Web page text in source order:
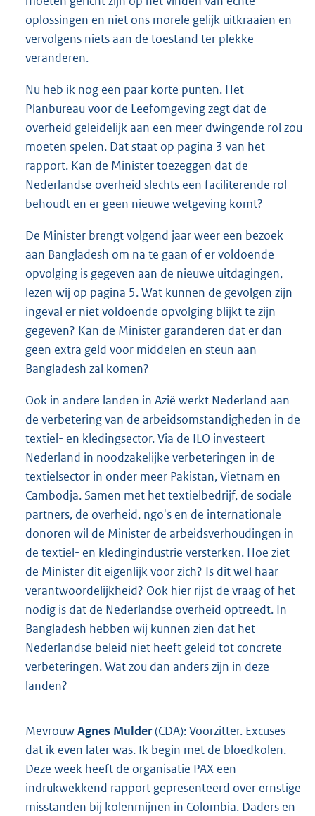
oplossingen en niet ons morele gelijk uitkraaien en
vervolgens niets aan de toestand ter plekke
veranderen.
Nu heb ik nog een paar korte punten. Het
Planbureau voor de Leefomgeving zegt dat de
overheid geleidelijk aan een meer dwingende rol zou
moeten spelen. Dat staat op pagina 3 van het
rapport. Kan de Minister toezeggen dat de
Nederlandse overheid slechts een faciliterende rol
behoudt en er geen nieuwe wetgeving komt?
De Minister brengt volgend jaar weer een bezoek
aan Bangladesh om na te gaan of er voldoende
opvolging is gegeven aan de nieuwe uitdagingen,
lezen wij op pagina 5. Wat kunnen de gevolgen zijn
ingeval er niet voldoende opvolging blijkt te zijn
gegeven? Kan de Minister garanderen dat er dan
geen extra geld voor middelen en steun aan
Bangladesh zal komen?
Ook in andere landen in Azië werkt Nederland aan
de verbetering van de arbeidsomstandigheden in de
textiel- en kledingsector. Via de ILO investeert
Nederland in noodzakelijke verbeteringen in de
textielsector in onder meer Pakistan, Vietnam en
Cambodja. Samen met het textielbedrijf, de sociale
partners, de overheid, ngo's en de internationale
donoren wil de Minister de arbeidsverhoudingen in
de textiel- en kledingindustrie versterken. Hoe ziet
de Minister dit eigenlijk voor zich? Is dit wel haar
verantwoordelijkheid? Ook hier rijst de vraag of het
nodig is dat de Nederlandse overheid optreedt. In
Bangladesh hebben wij kunnen zien dat het
Nederlandse beleid niet heeft geleid tot concrete
verbeteringen. Wat zou dan anders zijn in deze
landen?
MevrouwAgnes Mulder(CDA): Voorzitter. Excuses
dat ik even later was. Ik begin met de bloedkolen.
Deze week heeft de organisatie PAX een
indrukwekkend rapport gepresenteerd over ernstige
misstanden bij kolenmijnen in Colombia. Daders en